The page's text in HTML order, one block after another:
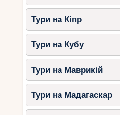
Тури на Кіпр
Тури на Кубу
Тури на Маврикій
Тури на Мадагаскар